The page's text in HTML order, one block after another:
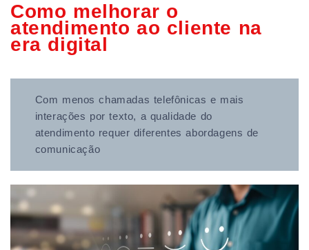
Como melhorar o
atendimento ao cliente na
era digital
Com menos chamadas telefônicas e mais
interações por texto, a qualidade do
atendimento requer diferentes abordagens de
comunicação